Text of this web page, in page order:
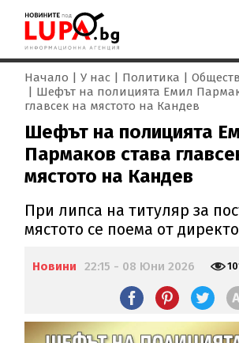
Начало У нас Политика
Шефът на полицията Емил
главсек на мястото на Кандев
Шефът на полицията
Пармаков става
мястото на Кандев
При липса на титуляр за
мястото се поема от
Новини 22:15 - 08 Юни 2026